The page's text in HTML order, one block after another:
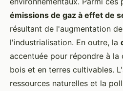
émissions de gaz à effet de
résultant de l'augmentation
l'industrialisation. En outre, la
accentuée pour répondre à la
bois et en terres cultivables.
ressources naturelles et la